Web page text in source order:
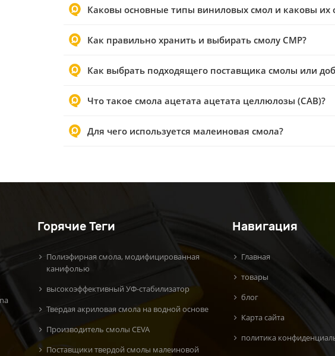
Каковы основные типы виниловых смол и каковы их
Как правильно хранить и выбирать смолу CMP?
Как выбрать подходящего поставщика смолы или
Что такое смола ацетата ацетата целлюлозы (CAB)?
Для чего используется малеиновая смола?
Горячие Теги
Полиэфирная смола, модифицированная
канифолью
высокоэффективный УФ-стабилизатор
Твердая акриловая смола на водной основе
Производитель смолы CEVA
Поставщики твердой смолы малеиновой
Навигация
Главная
товары
блог
Карта сайта
политика